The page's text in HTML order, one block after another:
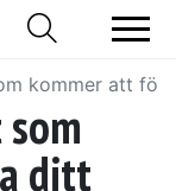
kommer att
ditt